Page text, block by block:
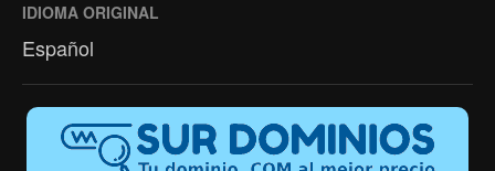
IDIOMA ORIGINAL
Español